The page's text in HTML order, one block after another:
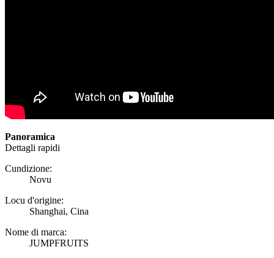
Panoramica
Dettagli rapidi
Cundizione:
Novu
Locu d'origine:
Shanghai, Cina
Nome di marca:
JUMPFRUITS